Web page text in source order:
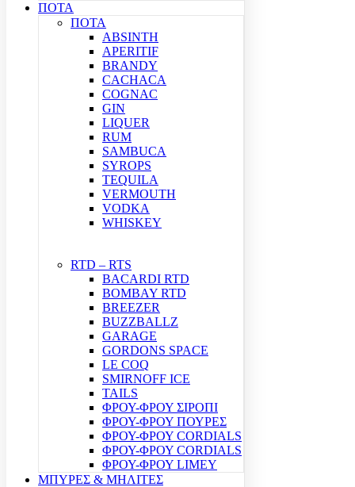
ΠΟΤΑ
ΠΟΤΑ
ABSINTH
APERITIF
BRANDY
CACHACA
COGNAC
GIN
LIQUER
RUM
SAMBUCA
SYROPS
TEQUILA
VERMOUTH
VODKA
WHISKEY
RTD – RTS
BACARDI RTD
BOMBAY RTD
BREEZER
BUZZBALLZ
GARAGE
GORDONS SPACE
LE COQ
SMIRNOFF ICE
TAILS
ΦΡΟΥ-ΦΡΟΥ ΣΙΡΟΠΙ
ΦΡΟΥ-ΦΡΟΥ ΠΟΥΡΕΣ
ΦΡΟΥ-ΦΡΟΥ CORDIALS
ΦΡΟΥ-ΦΡΟΥ CORDIALS
ΦΡΟΥ-ΦΡΟΥ LIMEY
ΜΠΥΡΕΣ & ΜΗΛΙΤΕΣ